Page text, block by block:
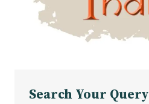
Search Your Query